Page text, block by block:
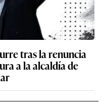
tras la renuncia
a la alcaldía de